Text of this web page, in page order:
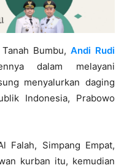
Bumbu, Andi Rudi
dalam melayani
menyalurkan daging
Indonesia, Prabowo
Falah, Simpang Empat,
kurban itu, kemudian